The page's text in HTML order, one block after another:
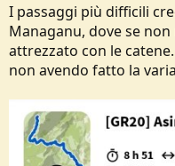
I passaggi più difficili
Managanu, dove se
attrezzato con le
non avendo fatto la